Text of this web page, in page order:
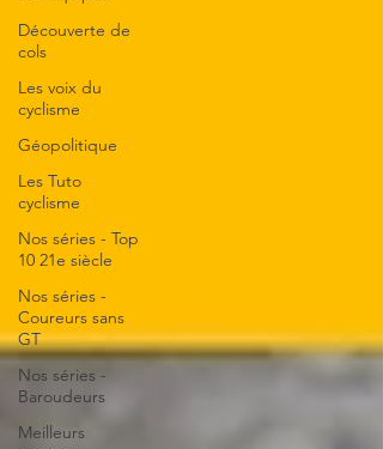
Découverte de
cols
Les voix du
cyclisme
Géopolitique
Les Tuto
cyclisme
Nos séries - Top
10 21e siècle
Nos séries -
Coureurs sans
GT
Nos séries -
Baroudeurs
Meilleurs